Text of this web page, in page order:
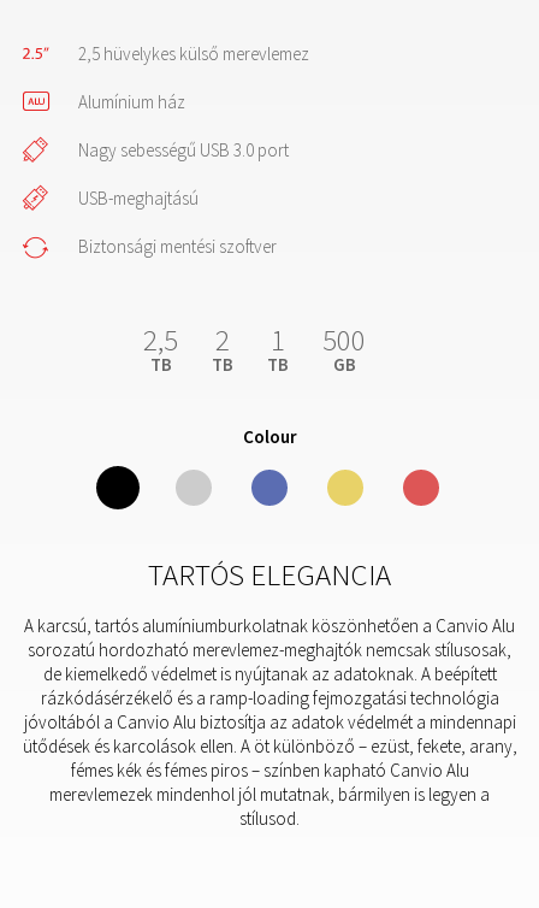
2,5 hüvelykes külső merevlemez
Alumínium ház
Nagy sebességű USB 3.0 port
USB-meghajtású
Biztonsági mentési szoftver
2,5
TB
2
TB
1
TB
500
GB
Colour
TARTÓS ELEGANCIA
A karcsú, tartós alumíniumburkolatnak köszönhetően a Canvio Alu
sorozatú hordozható merevlemez-meghajtók nemcsak stílusosak,
de kiemelkedő védelmet is nyújtanak az adatoknak. A beépített
rázkódásérzékelő és a ramp-loading fejmozgatási technológia
jóvoltából a Canvio Alu biztosítja az adatok védelmét a mindennapi
ütődések és karcolások ellen. A öt különböző – ezüst, fekete, arany,
fémes kék és fémes piros – színben kapható Canvio Alu
merevlemezek mindenhol jól mutatnak, bármilyen is legyen a
stílusod.